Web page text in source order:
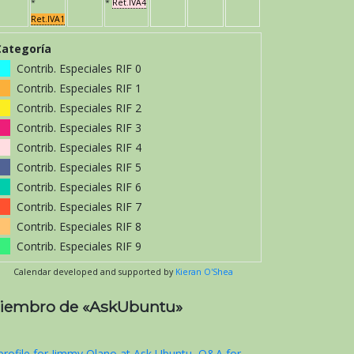
Ret.IVA1
Contrib. Especiales RIF 0
Contrib. Especiales RIF 1
Contrib. Especiales RIF 2
Contrib. Especiales RIF 3
Contrib. Especiales RIF 4
Contrib. Especiales RIF 5
Contrib. Especiales RIF 6
Contrib. Especiales RIF 7
Contrib. Especiales RIF 8
Contrib. Especiales RIF 9
Calendar developed and supported by Kieran O'Shea
de «AskUbuntu»